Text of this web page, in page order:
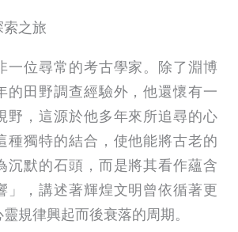
之旅
一位尋常的考古學家。除了淵博
的田野調查經驗外，他還懷有一
野，這源於他多年來所追尋的心
種獨特的結合，使他能將古老的
沉默的石頭，而是將其看作蘊含
」，講述著輝煌文明曾依循著更
規律興起而後衰落的周期。